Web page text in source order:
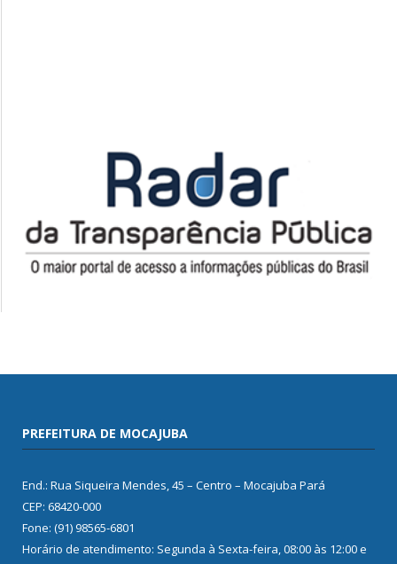
PREFEITURA DE MOCAJUBA
End.: Rua Siqueira Mendes, 45 – Centro – Mocajuba Pará
CEP: 68420-000
Fone: (91) 98565-6801
Horário de atendimento: Segunda à Sexta-feira, 08:00 às 12:00 e